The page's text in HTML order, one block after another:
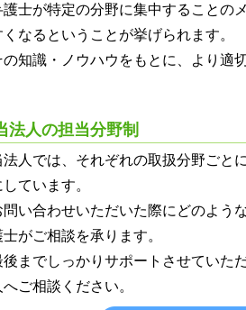
護士が特定の分野に集中することの
くなるということが挙げられます。
の知識・ノウハウをもとに、より適
人の担当分野制
法人では、それぞれの取扱分野ごと
しています。
問い合わせいただいた際にどのよう
がご相談を承ります。
後までしっかりサポートさせていた
ご相談ください。